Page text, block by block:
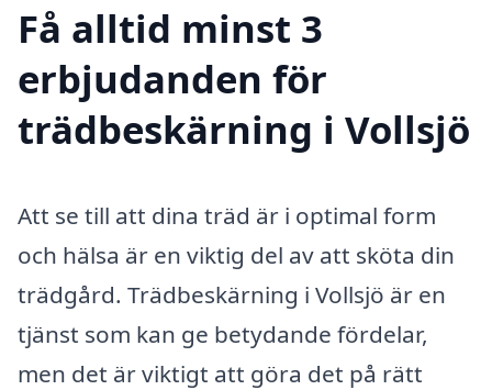
Få alltid minst 3
erbjudanden för
trädbeskärning i Vollsjö
Att se till att dina träd är i optimal form
och hälsa är en viktig del av att sköta din
trädgård. Trädbeskärning i Vollsjö är en
tjänst som kan ge betydande fördelar,
men det är viktigt att göra det på rätt